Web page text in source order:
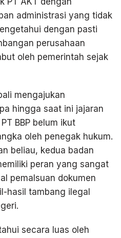
administrasi yang tidak
dengan pasti
perusahaan
oleh pemerintah sejak
mengajukan
hingga saat ini jajaran
BBP belum ikut
oleh penegak hukum.
beliau, kedua badan
peran yang sangat
pemalsuan dokumen
hasil tambang ilegal
secara luas oleh